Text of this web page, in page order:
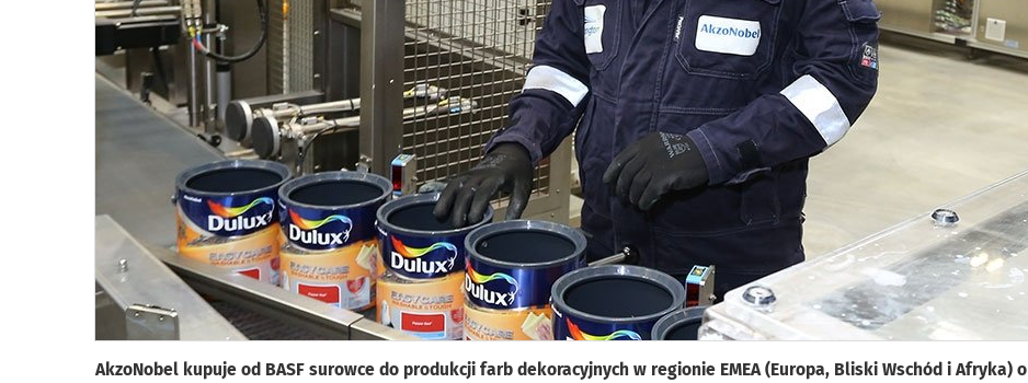
AkzoNobel kupuje od BASF surowce do produkcji farb dekoracyjnych w regionie EMEA (Europa, Bliski Wschód i Afryka) o